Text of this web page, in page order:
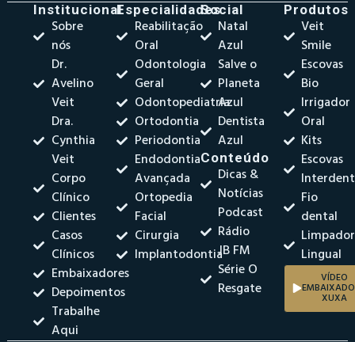
Institucional
Sobre
nós
Dr.
Avelino
Veit
Dra.
Cynthia
Veit
Corpo
Clínico
Clientes
Casos
Clínicos
Embaixadores
Depoimentos
Trabalhe
Aqui
Especialidades
Reabilitação
Oral
Odontologia
Geral
Odontopediatria
Ortodontia
Periodontia
Endodontia
Avançada
Ortopedia
Facial
Cirurgia
Implantodontia
Social
Natal
Azul
Salve o
Planeta
Azul
Dentista
Azul
Conteúdo
Dicas &
Notícias
Podcast
Rádio
JB FM
Série O
Resgate
Produtos
Veit
Smile
Escovas
Bio
Irrigador
Oral
Kits
Escovas
Fio
dental
Limpador
Lingual
VÍDEO
XUXA